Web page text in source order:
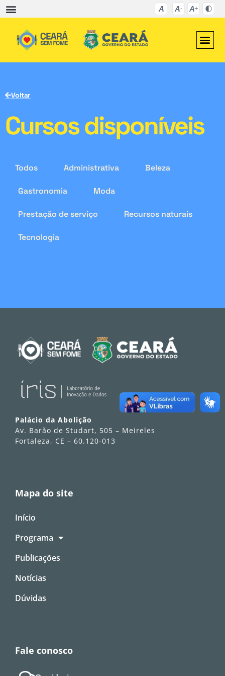
Voltar
Cursos disponíveis
Todos Administrativa Beleza
Gastronomia Moda
Prestação de serviço Recursos naturais
Tecnologia
Palácio da Abolição
Av. Barão de Studart, 505 – Meireles
Fortaleza, CE – 60.120-013
Mapa do site
Início
Programa
Publicações
Notícias
Dúvidas
Fale conosco